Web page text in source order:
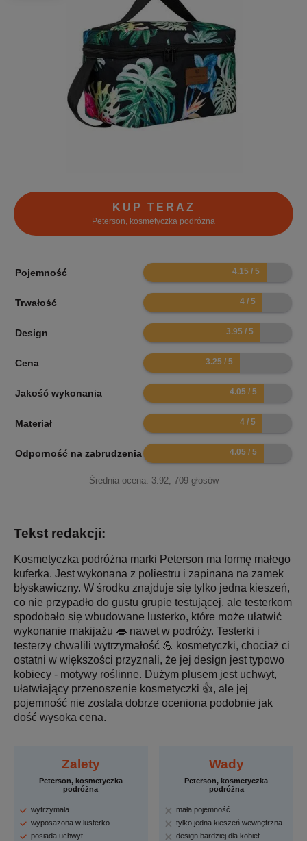
KUP TERAZ
Peterson, kosmetyczka podróżna
Pojemność 8.3
Trwałość 8
Design 7.9
Cena 6.5
Jakość wykonania 8.1
Materiał 8
Odporność na zabrudzenia8.1
Średnia ocena: 3.92, 709głosów
Tekst redakcji:
Kosmetyczka podróżna marki Peterson ma formę małego
kuferka. Jest wykonana z poliestru i zapinana na zamek
błyskawiczny. W środku znajduje się tylko jedna kieszeń,
co nie przypadło do gustu grupie testującej, ale testerkom
spodobało się wbudowane lusterko, które może ułatwić
wykonanie makijażu 👄 nawet w podróży. Testerki i
testerzy chwalili wytrzymałość 💪 kosmetyczki, chociaż ci
ostatni w większości przyznali, że jej design jest typowo
kobiecy - motywy roślinne. Dużym plusem jest uchwyt,
ułatwiający przenoszenie kosmetyczki 👍, ale jej
pojemność nie została dobrze oceniona podobnie jak
dość wysoka cena.
Zalety
Peterson, kosmetyczka
podróżna
wytrzymała
wyposażona w lusterko
posiada uchwyt
Wady
Peterson, kosmetyczka
podróżna
mała pojemność
tylko jedna kieszeń wewnętrzna
design bardziej dla kobiet